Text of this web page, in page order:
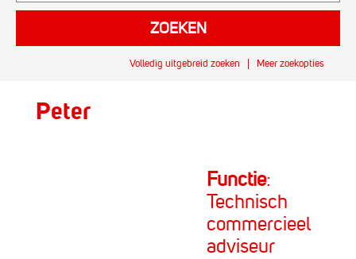
Meer zoekopties
Volledig uitgebreid zoeken
Peter
Functie:
Technisch
commercieel
adviseur